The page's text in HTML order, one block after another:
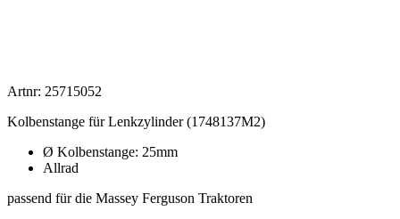
Artnr: 25715052
Kolbenstange für Lenkzylinder (1748137M2)
Ø Kolbenstange: 25mm
Allrad
passend für die Massey Ferguson Traktoren